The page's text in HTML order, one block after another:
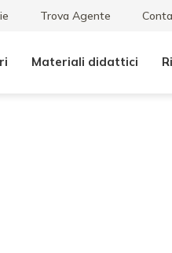
Trova Agente
Materiali didattici